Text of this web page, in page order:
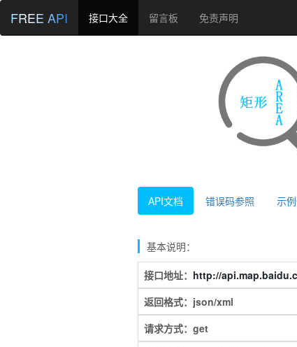
FREE API 接口大全 留言板 免责声明
API文档 错误码参照 示
基本说明：
接口地址： http://
返回格式：json/xml
请求方式：get